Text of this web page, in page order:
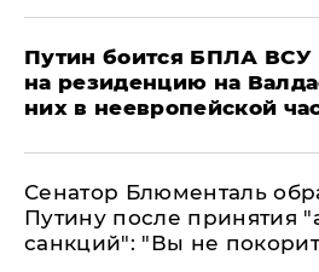
Путин боится БПЛА ВСУ
на резиденцию на
них в неевропейской
Сенатор Блюменталь
Путину после принятия
санкций": "Вы не